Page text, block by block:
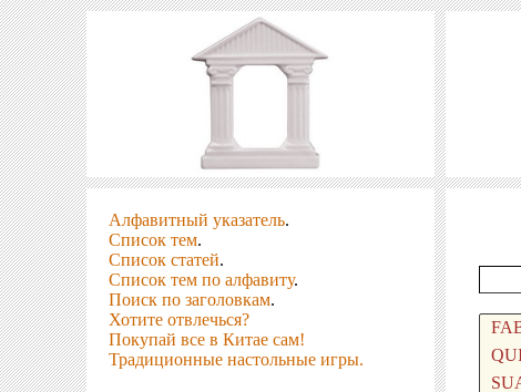
Алфавитный указатель.
Список тем.
Список статей.
Список тем по алфавиту.
Поиск по заголовкам.
Хотите отвлечься?
Покупай все в Китае сам!
Традиционные настольные игры.